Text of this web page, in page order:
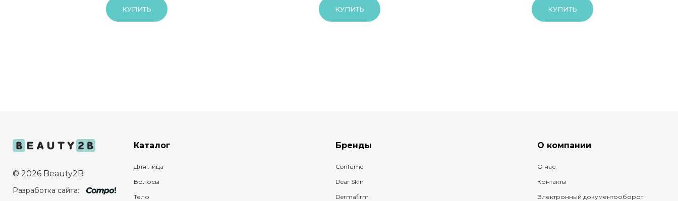
КУПИТЬ КУПИТЬ КУПИТЬ
© 2026 Beauty2B
Разработка сайта:
Каталог
Для лица
Волосы
Тело
Бренды
Confume
Dear Skin
Dermafirm
О компании
О нас
Контакты
Электронный документооборот